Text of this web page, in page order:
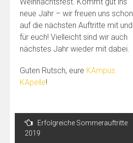
neue Jahr – wir freuen uns schon
auf die nächsten Auftritte mit und
für euch! Vielleicht sind wir auch
nächstes Jahr wieder mit dabei.
Guten Rutsch, eure KAmpus
KApelle!
Beitragsnavigation
Erfolgreiche Sommerauftritte
2019